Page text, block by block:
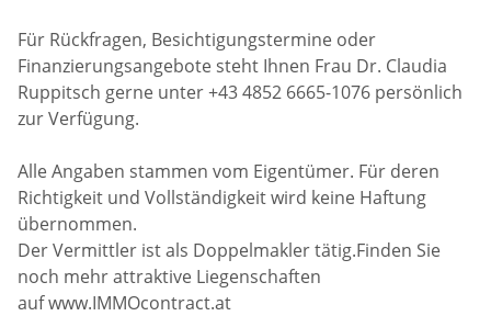
Für Rückfragen, Besichtigungstermine oder
Finanzierungsangebote steht Ihnen Frau Dr. Claudia
Ruppitsch gerne unter +43 4852 6665-1076 persönlich
zur Verfügung.
Alle Angaben stammen vom Eigentümer. Für deren
Richtigkeit und Vollständigkeit wird keine Haftung
übernommen.
Der Vermittler ist als Doppelmakler tätig.Finden Sie
noch mehr attraktive Liegenschaften
auf www.IMMOcontract.at